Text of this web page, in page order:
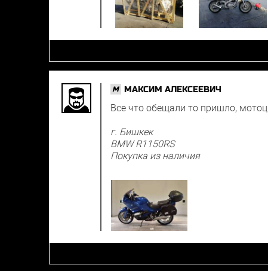
M МАКСИМ АЛЕКСЕЕВИЧ
Все что обещали то пришло,
г. Бишкек
BMW R1150RS
Покупка из наличия